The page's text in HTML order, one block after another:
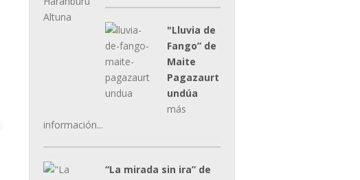
"Lluvia de
Fango” de
Maite
Pagazaurt
undúa
más
información...
“La mirada sin ira” de